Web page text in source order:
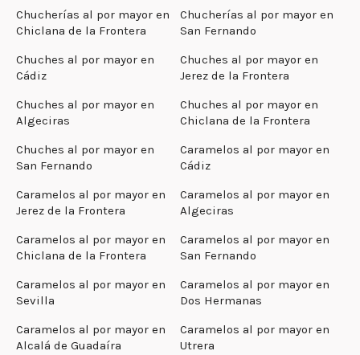
Chucherías al por mayor en
Chiclana de la Frontera
Chucherías al por mayor en
San Fernando
Chuches al por mayor en
Cádiz
Chuches al por mayor en
Jerez de la Frontera
Chuches al por mayor en
Algeciras
Chuches al por mayor en
Chiclana de la Frontera
Chuches al por mayor en
San Fernando
Caramelos al por mayor en
Cádiz
Caramelos al por mayor en
Jerez de la Frontera
Caramelos al por mayor en
Algeciras
Caramelos al por mayor en
Chiclana de la Frontera
Caramelos al por mayor en
San Fernando
Caramelos al por mayor en
Sevilla
Caramelos al por mayor en
Dos Hermanas
Caramelos al por mayor en
Alcalá de Guadaíra
Caramelos al por mayor en
Utrera